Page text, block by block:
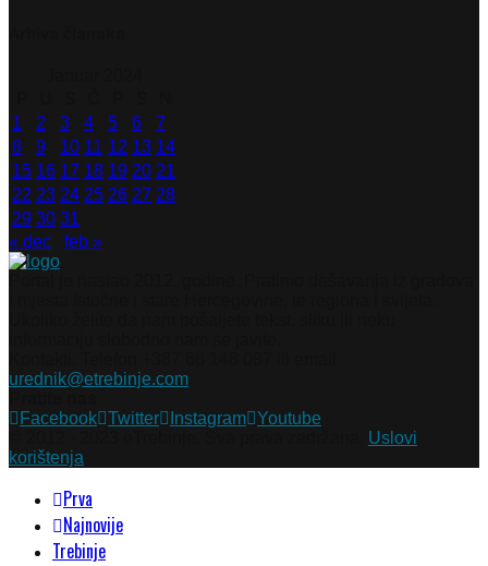
1
2 3 4 5 6
7
8
9 10 11 12 13 14
15 16 17 18 19 20 21
22 23 24 25 26 27 28
29 30 31
« dec
feb »
urednik@etrebinje.com
Facebook Twitter Instagram Youtube
Uslovi
korištenja
Prva
Najnovije
Trebinje